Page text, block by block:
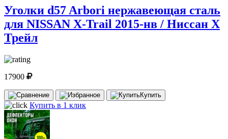
Уголки d57 Arbori нержавеющая сталь
для NISSAN X-Trail 2015-нв / Ниссан Х
Трейл
17900
Купить
Купить в 1 клик